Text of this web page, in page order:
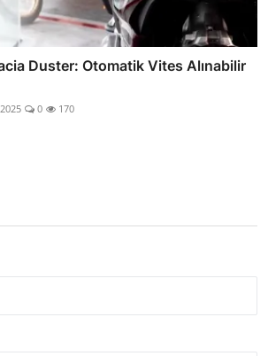
Duster: Otomatik Vites Alınabilir
0 170